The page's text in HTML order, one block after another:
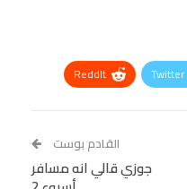
Twitter
ReddIt
VK
القادم بوست
جوزي قالي انه مسافر